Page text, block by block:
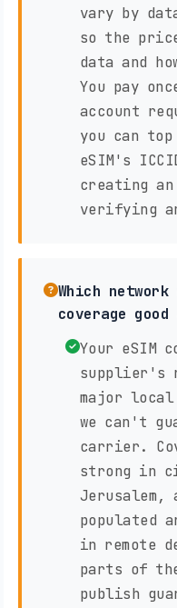
vary by
so the
data and
You pay
account
you can
eSIM's
creating
verifying
Which
coverage
Your eSIM
supplier's
major
we can't
carrier.
strong in
Jerusalem,
populated
in remote
parts of
publish